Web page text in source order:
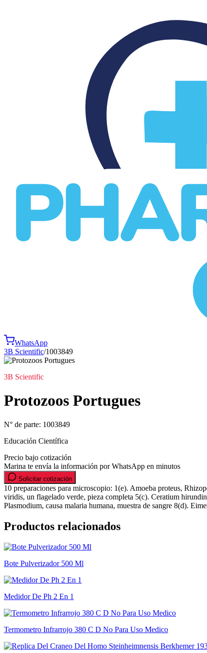
WhatsApp
3B Scientific/1003849
3B Scientific
Protozoos Portugues
N° de parte: 1003849
Educación Científica
Precio bajo cotización
Marina te envía la información por WhatsApp en minutos
Solicitar cotización
10 preparaciones para microscopio: 1(e). Amoeba proteus,
viridis, un flagelado verde, pieza completa 5(c). Ceratium
Plasmodium, causa malaria humana, muestra de sangre 8(d).
Productos relacionados
Bote Pulverizador 500 Ml
Medidor De Ph 2 En 1
Termometro Infrarrojo 380 C D No Para Uso Medico